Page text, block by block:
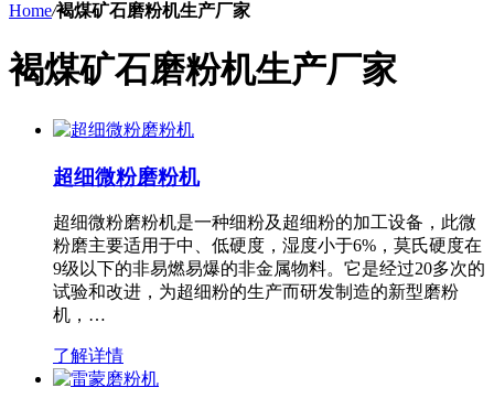
Home/褐煤矿石磨粉机生产厂家
褐煤矿石磨粉机生产厂家
超细微粉磨粉机
超细微粉磨粉机是一种细粉及超细粉的加工设备，此微
粉磨主要适用于中、低硬度，湿度小于6%，莫氏硬度在
9级以下的非易燃易爆的非金属物料。它是经过20多次的
试验和改进，为超细粉的生产而研发制造的新型磨粉
机，…
了解详情